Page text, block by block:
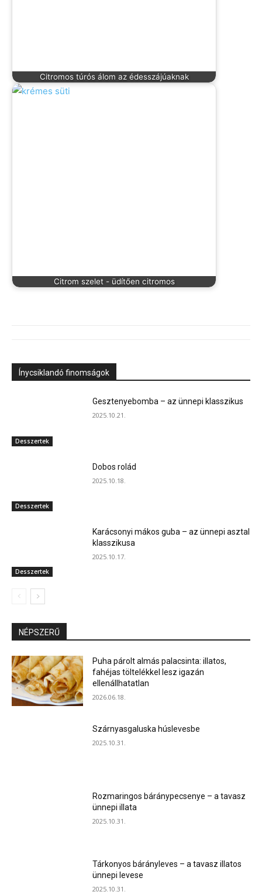
Citromos túrós álom az édesszájúaknak
Citrom szelet - üdítően citromos
Ínycsiklandó finomságok
Desszertek
Gesztenyebomba – az ünnepi klasszikus
2025.10.21.
Desszertek
Dobos rolád
2025.10.18.
Desszertek
Karácsonyi mákos guba – az ünnepi asztal
klasszikusa
2025.10.17.
NÉPSZERŰ
Puha párolt almás palacsinta: illatos,
fahéjas töltelékkel lesz igazán
ellenállhatatlan
2026.06.18.
Szárnyasgaluska húslevesbe
2025.10.31.
Rozmaringos báránypecsenye – a tavasz
ünnepi illata
2025.10.31.
Tárkonyos bárányleves – a tavasz illatos
ünnepi levese
2025.10.31.